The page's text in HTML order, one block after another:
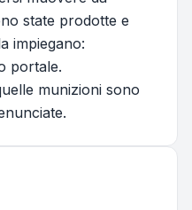
state prodotte e
impiegano:
portale.
munizioni sono